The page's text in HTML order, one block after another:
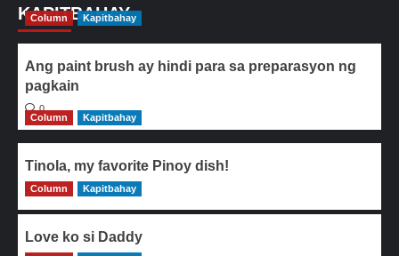
KAPITBAHAY
Column Kapitbahay
Ang paint brush ay hindi para sa preparasyon ng
pagkain
0
Column
Kapitbahay
Tinola, my favorite Pinoy dish!
0
Column Kapitbahay
Love ko si Daddy